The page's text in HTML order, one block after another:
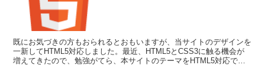
既にお気づきの方もおられるとおもいますが、当サイトのデザインを
一新してHTML5対応しました。最近、HTML5とCSS3に触る機会が
増えてきたので、勉強がてら、本サイトのテーマをHTML5対応で、